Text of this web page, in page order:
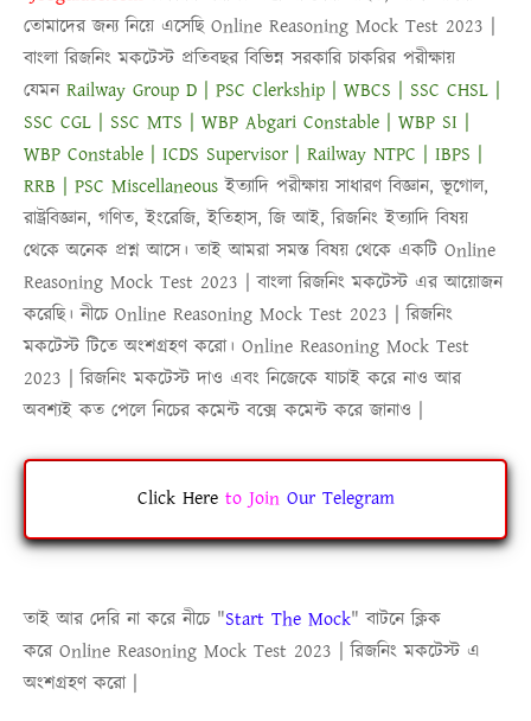
তোমাদের জন্য নিয়ে এসেছি Online Reasoning Mock Test 2023 |
বাংলা রিজনিং মকটেস্ট প্রতিবছর বিভিন্ন সরকারি চাকরির পরীক্ষায়
যেমন Railway Group D | PSC Clerkship | WBCS | SSC CHSL |
SSC CGL | SSC MTS | WBP Abgari Constable | WBP SI |
WBP Constable | ICDS Supervisor | Railway NTPC | IBPS |
RRB | PSC Miscellaneous ইত্যাদি পরীক্ষায় সাধারণ বিজ্ঞান, ভূগোল,
রাষ্ট্রবিজ্ঞান, গণিত, ইংরেজি, ইতিহাস, জি আই, রিজনিং ইত্যাদি বিষয়
থেকে অনেক প্রশ্ন আসে। তাই আমরা সমস্ত বিষয় থেকে একটি Online
Reasoning Mock Test 2023 | বাংলা রিজনিং মকটেস্ট এর আয়োজন
করেছি। নীচে Online Reasoning Mock Test 2023 |রিজনিং
মকটেস্টটিতে অংশগ্রহণ করো। Online Reasoning Mock Test
2023 |রিজনিং মকটেস্ট দাও এবং নিজেকে যাচাই করে নাও আর
অবশ্যই কত পেলে নিচের কমেন্ট বক্সে কমেন্ট করে জানাও |
Click HeretoJoinOur Telegram
তাই আর দেরি না করে নীচে"Start The Mock" বাটনে ক্লিক
করে Online Reasoning Mock Test 2023 রিজনিং মকটেস্ট এ
অংশগ্রহণ করো |